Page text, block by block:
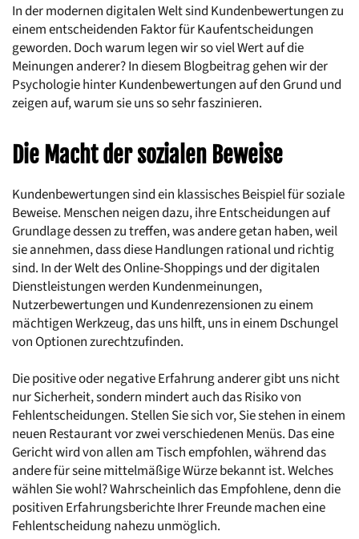
In der modernen digitalen Welt sind Kundenbewertungen zu
einem entscheidenden Faktor für Kaufentscheidungen
geworden. Doch warum legen wir so viel Wert auf die
Meinungen anderer? In diesem Blogbeitrag gehen wir der
Psychologie hinter Kundenbewertungen auf den Grund und
zeigen auf, warum sie uns so sehr faszinieren.
Die Macht der sozialen Beweise
Kundenbewertungen sind ein klassisches Beispiel für soziale
Beweise. Menschen neigen dazu, ihre Entscheidungen auf
Grundlage dessen zu treffen, was andere getan haben, weil
sie annehmen, dass diese Handlungen rational und richtig
sind. In der Welt des Online-Shoppings und der digitalen
Dienstleistungen werden Kundenmeinungen,
Nutzerbewertungen und Kundenrezensionen zu einem
mächtigen Werkzeug, das uns hilft, uns in einem Dschungel
von Optionen zurechtzufinden.
Die positive oder negative Erfahrung anderer gibt uns nicht
nur Sicherheit, sondern mindert auch das Risiko von
Fehlentscheidungen. Stellen Sie sich vor, Sie stehen in einem
neuen Restaurant vor zwei verschiedenen Menüs. Das eine
Gericht wird von allen am Tisch empfohlen, während das
andere für seine mittelmäßige Würze bekannt ist. Welches
wählen Sie wohl? Wahrscheinlich das Empfohlene, denn die
positiven Erfahrungsberichte Ihrer Freunde machen eine
Fehlentscheidung nahezu unmöglich.